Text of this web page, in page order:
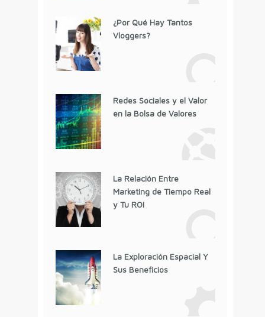
¿Por Qué Hay Tantos
Vloggers?
Redes Sociales y el Valor
en la Bolsa de Valores
La Relación Entre
Marketing de Tiempo Real
y Tu ROI
La Exploración Espacial Y
Sus Beneficios